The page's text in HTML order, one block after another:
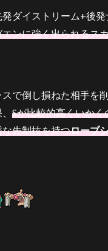
ダイストリーム+後
ンに強く出られるス
で倒し損ねた相手を
Sが比較的高くいか
先制技を持つローブ